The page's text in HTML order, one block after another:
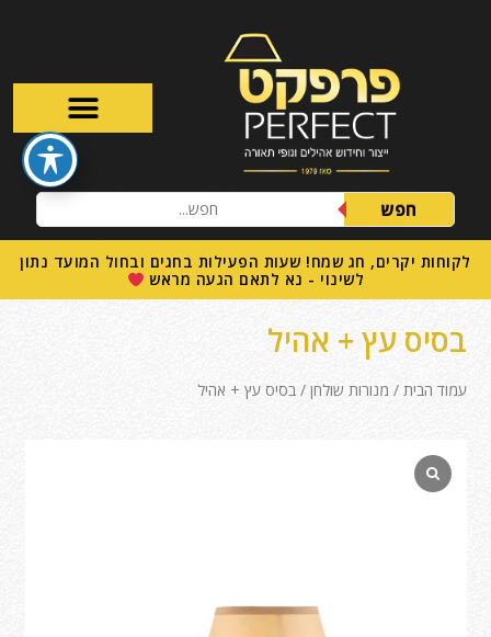
חפש
לקוחות יקרים, חג שמח! שעות הפעילות בחגים ובחול המועד נתון
לשינוי - נא לתאם הגעה מראש
בסיס עץ + אהיל
עמוד הבית / מנורות שולחן / בסיס עץ + אהיל